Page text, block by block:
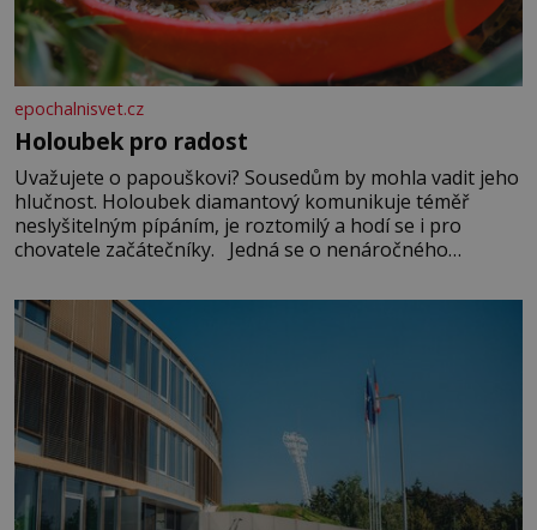
epochalnisvet.cz
Holoubek pro radost
Uvažujete o papouškovi? Sousedům by mohla vadit jeho
hlučnost. Holoubek diamantový komunikuje téměř
neslyšitelným pípáním, je roztomilý a hodí se i pro
chovatele začátečníky. Jedná se o nenáročného
času tráví na zemi, kde sbírá zbytky semínek Jeho
domovinou je prakticky celá Austrálie s výjimkou
pobřežní oblasti.